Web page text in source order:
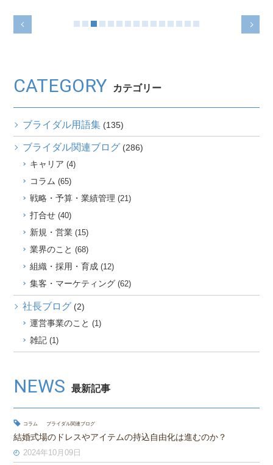
CATEGORY カテゴリー
ブライダル用語集 (135)
ブライダル関連ブログ (286)
キャリア (4)
コラム (65)
戦略・予算・業績管理 (21)
打合せ(40)
新規・営業(15)
業界のこと (68)
組織・採用・育成(12)
集客・マーケティング(62)
社長ブログ (2)
運営事業のこと (1)
雑記(1)
NEWS 最新記事
コラム ブライダル関連ブログ
結婚式場のドレスやアイテムの持込自由化は進むのか？
2024年10月09日